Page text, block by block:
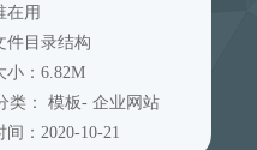
在用
件目录结构
小：6.82M
类： 模板- 企业网站
间：2020-10-21